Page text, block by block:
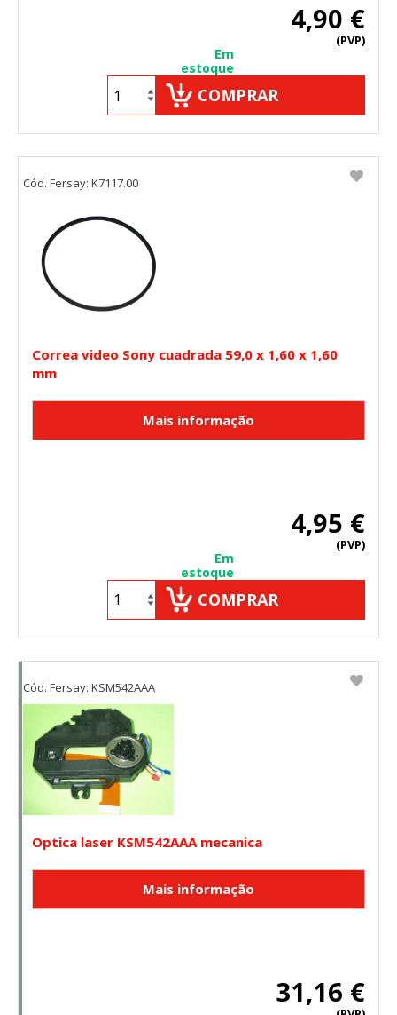
4,90 €
(PVP)
Em
estoque
COMPRAR
Correa video Sony cuadrada 59,0 x 1,60 x 1,60
mm
4,95 €
(PVP)
Em
estoque
COMPRAR
Cód. Fersay: K7117.00
Optica laser KSM542AAA mecanica
31,16 €
Cód. Fersay: KSM542AAA